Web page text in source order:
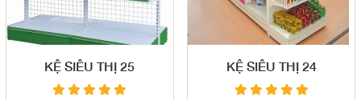
KỆ SIÊU THỊ 25 KỆ SIÊU THỊ 24